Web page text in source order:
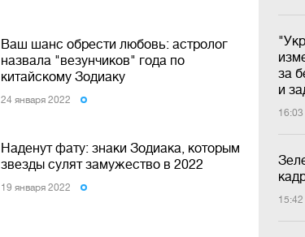
за
и
16:03
15:42
Ваш шанс обрести любовь: астролог
назвала "везунчиков" года по
китайскому Зодиаку
24 января 2022
Наденут фату: знаки Зодиака, которым
звезды сулят замужество в 2022
19 января 2022